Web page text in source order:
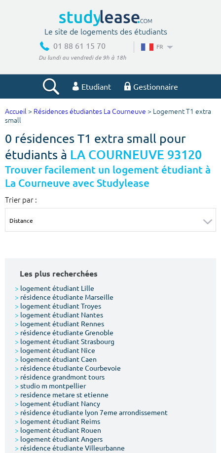
Le site de logements des étudiants
01 88 61 15 70
Du lundi au vendredi de 9h à 18h
FR
Etudiant Gestionnaire
Votre recherche
Ville, école
Budget min
€
Budget max
€
Surface min Surface max
Type de location
Votre date d'entrée
Chercher
Accueil > Résidences étudiantes La Courneuve > Logement T1 extra
small
0 résidences T1 extra small pour
étudiants à LA COURNEUVE 93120
Trouver facilement un logement étudiant à
La Courneuve avec Studylease
Trier par :
Les plus recherchées
> logement étudiant Lille
> résidence étudiante Marseille
> logement étudiant Troyes
> logement étudiant Nantes
> logement étudiant Rennes
> résidence étudiante Grenoble
> logement étudiant Strasbourg
> logement étudiant Nice
> logement étudiant Caen
> résidence étudiante Courbevoie
> résidence grandmont tours
> studio m montpellier
> residence metare st etienne
> logement étudiant Nancy
> résidence étudiante lyon 7eme arrondissement
> logement étudiant Reims
> logement étudiant Rouen
> logement étudiant Angers
> résidence étudiante Villeurbanne